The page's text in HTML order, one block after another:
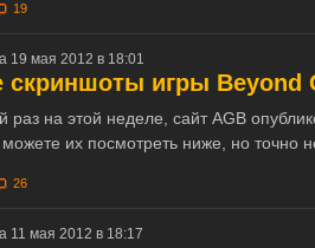
19
19 мая 2012 в 18:01
игры Beyond
раз на этой неделе, сайт AGB
их посмотреть ниже, но точно
26
11 мая 2012 в 18:17